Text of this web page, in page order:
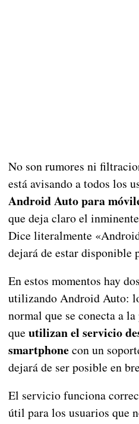
No son rumores ni
está avisando a todos los
Android Auto para
que deja claro el inminente
Dice literalmente
dejará de estar disponible
En estos momentos hay
utilizando Android Auto:
normal que se conecta a
que utilizan el servicio
smartphonecon un
dejará de ser posible en
El servicio funciona
útil para los usuarios que